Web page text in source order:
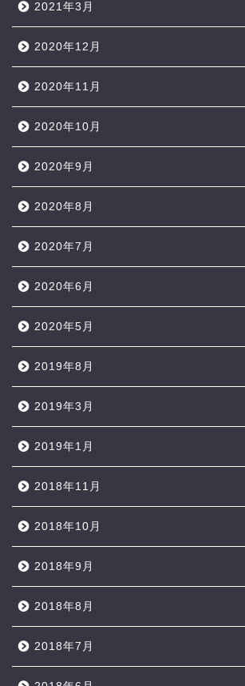
2021年3月
2020年12月
2020年11月
2020年10月
2020年9月
2020年8月
2020年7月
2020年6月
2020年5月
2019年8月
2019年3月
2019年1月
2018年11月
2018年10月
2018年9月
2018年8月
2018年7月